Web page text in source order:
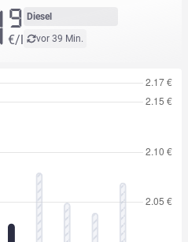
Diesel
vor 39 Min.
9
€/l